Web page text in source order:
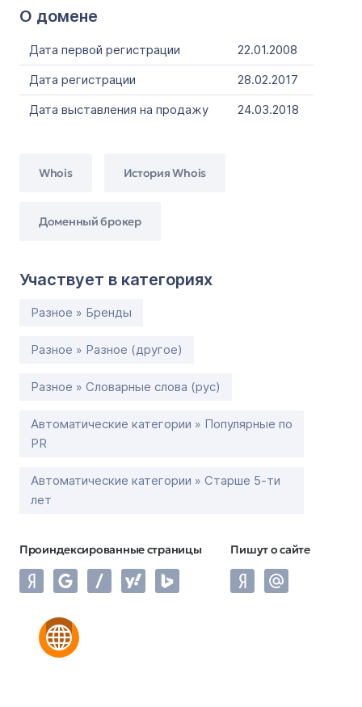
О домене
Дата первой регистрации
22.01.2008
Дата регистрации
28.02.2017
Дата выставления на продажу
24.03.2018
Whois История Whois
Доменный брокер
Участвует в категориях
Разное » Бренды
Разное » Разное (другое)
Разное » Словарные слова (рус)
Автоматические категории » Популярные по
PR
Автоматические категории » Старше 5-ти
лет
Проиндексированные страницы Пишут о сайте